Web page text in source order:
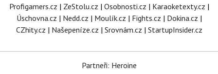
Profigamers.cz | ZeStolu.cz | Osobnosti.cz | Karaoketexty.cz |
Úschovna.cz | Nedd.cz | Moulík.cz | Fights.cz | Dokina.cz |
CZhity.cz | Našepeníze.cz | Srovnám.cz | StartupInsider.cz
Partneři: Heroine